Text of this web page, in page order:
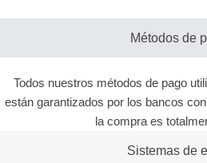
Métodos de
Todos nuestros métodos de pago
están garantizados por los bancos
la compra es
Sistemas de